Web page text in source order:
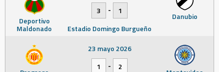
Deportivo
Maldonado
Danubio
3
-
1
Estadio Domingo Burgueño
23 mayo 2026
1
-
2